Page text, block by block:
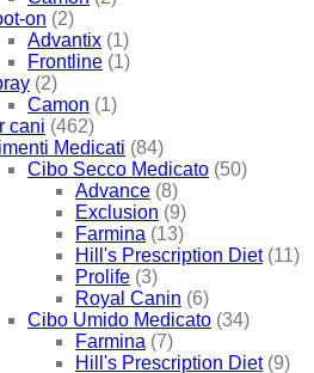
on (2)
Advantix (1)
Frontline (1)
(2)
Camon (1)
cani (462)
Medicati (84)
Cibo Secco Medicato (50)
Advance (8)
Exclusion (9)
Farmina (13)
Hill's Prescription Diet (11)
Prolife (3)
Royal Canin (6)
Cibo Umido Medicato (34)
Farmina (7)
Hill's Prescription Diet (9)